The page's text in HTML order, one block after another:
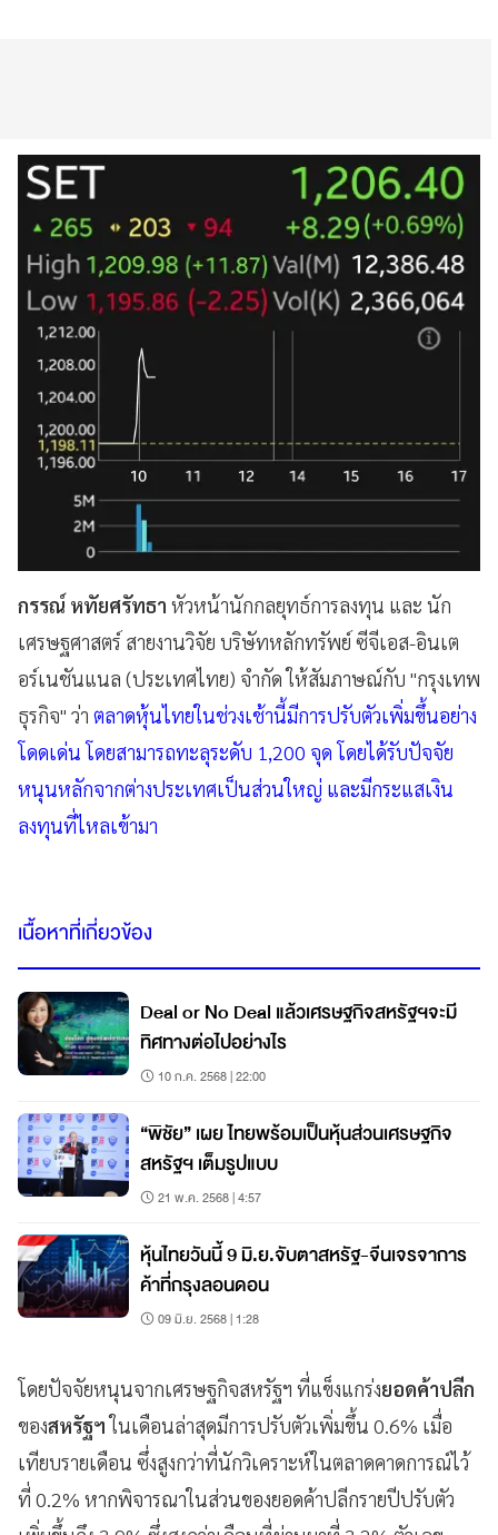
กรรณ์ หทัยศรัทธา หัวหน้านักกลยุทธ์การลงทุน และ นัก
เศรษฐศาสตร์ สายงานวิจัย บริษัทหลักทรัพย์ ซีจีเอส-อินเต
อร์เนชันแนล (ประเทศไทย) จำกัด ให้สัมภาษณ์กับ "กรุงเทพ
ธุรกิจ" ว่า ตลาดหุ้นไทยในช่วงเช้านี้มีการปรับตัวเพิ่มขึ้นอย่าง
โดดเด่น โดยสามารถทะลุระดับ 1,200 จุด โดยได้รับปัจจัย
หนุนหลักจากต่างประเทศเป็นส่วนใหญ่ และมีกระแสเงิน
ลงทุนที่ไหลเข้ามา
เนื้อหาที่เกี่ยวข้อง
Deal or No Deal แล้วเศรษฐกิจสหรัฐฯจะมี
ทิศทางต่อไปอย่างไร
10 ก.ค. 2568 | 22:00
“พิชัย” เผย ไทยพร้อมเป็นหุ้นส่วนเศรษฐกิจ
สหรัฐฯ เต็มรูปแบบ
21 พ.ค. 2568 | 4:57
หุ้นไทยวันนี้ 9 มิ.ย.จับตาสหรัฐ-จีนเจรจาการ
ค้าที่กรุงลอนดอน
09 มิ.ย. 2568 | 1:28
โดยปัจจัยหนุนจากเศรษฐกิจสหรัฐฯ ที่แข็งแกร่งยอดค้าปลีก
ของสหรัฐฯในเดือนล่าสุดมีการปรับตัวเพิ่มขึ้น 0.6% เมื่อ
เทียบรายเดือน ซึ่งสูงกว่าที่นักวิเคราะห์ในตลาดคาดการณ์ไว้
ที่ 0.2% หากพิจารณาในส่วนของยอดค้าปลีกรายปีปรับตัว